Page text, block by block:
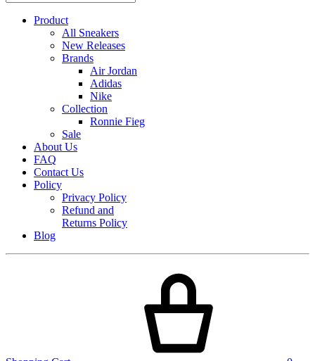
Product
All Sneakers
New Releases
Brands
Air Jordan
Adidas
Nike
Collection
Ronnie Fieg
Sale
About Us
FAQ
Contact Us
Policy
Privacy Policy
Refund and
Returns Policy
Blog